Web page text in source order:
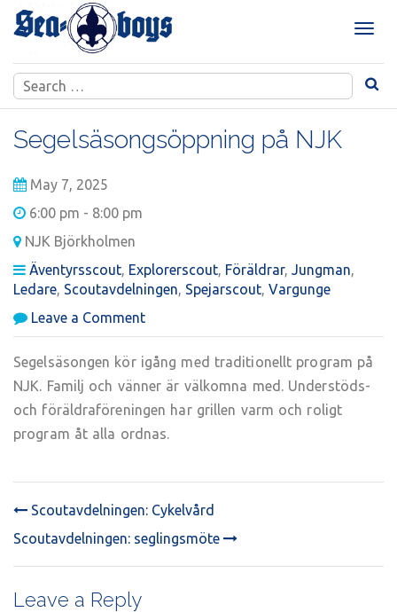
Skip
T
g
l
Search
for:
Segelsäsongsöppning på NJK
May 7, 2025
6:00 pm - 8:00 pm
NJK Björkholmen
Äventyrsscout, Explorerscout, Föräldrar, Jungman,
Ledare, Scoutavdelningen, Spejarscout, Vargunge
Leave a Commenton
Segelsäsongsöppning
på
NJK
Segelsäsongen kör igång med traditionellt program på
NJK. Familj och vänner är välkomna med. Understöds-
och föräldraföreningen har grillen varm och roligt
program åt alla ordnas.
POST
NAVIGATION
Scoutavdelningen: Cykelvård
Scoutavdelningen: seglingsmöte
Leave a Reply